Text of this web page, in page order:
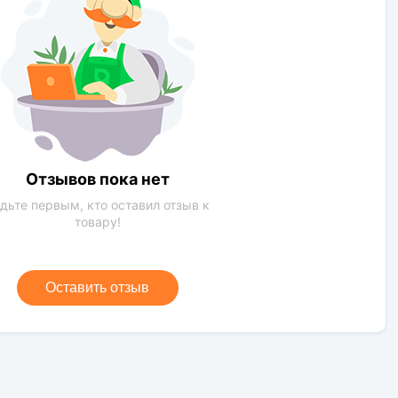
Отзывов пока нет
первым, кто оставил отзыв к
товару!
Оставить отзыв